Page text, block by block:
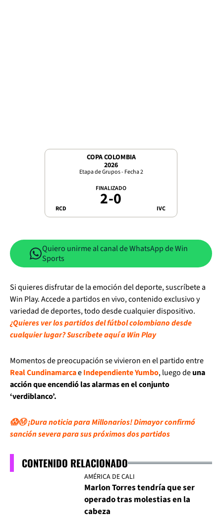
COPA COLOMBIA
2026
Etapa de Grupos - Fecha 2
RCD
FINALIZADO
2-0 IVC
Quiero unirme al canal de WhatsApp de Win
Sports
Si quieres disfrutar de la emoción del deporte, suscríbete a
Win Play. Accede a partidos en vivo, contenido exclusivo y
variedad de deportes, todo desde cualquier dispositivo.
¿Quieres ver los partidos del fútbol colombiano desde
cualquier lugar? Suscríbete aquí a Win Play
Momentos de preocupación se vivieron en el partido entre
Real CundinamarcaeIndependiente Yumbo, luego deuna
acción que encendió las alarmas en el conjunto
‘verdiblanco’.
😱Ⓜ️ ¡Dura noticia para Millonarios! Dimayor confirmó
sanción severa para sus próximos dos partidos
CONTENIDO RELACIONADO
AMÉRICA DE CALI
Marlon Torres tendría que ser
operado tras molestias en la
cabeza